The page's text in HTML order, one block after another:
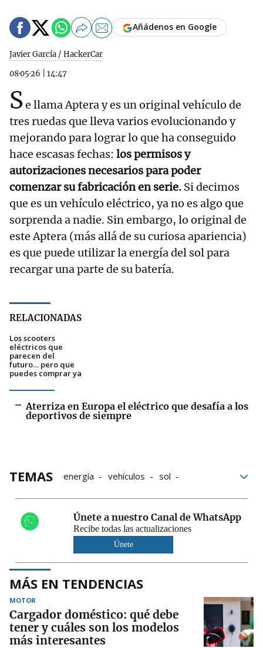
Javier García / HackerCar
08·05·26
14:47
Añádenos en Google
Se llama Aptera y es un original vehículo de
tres ruedas que lleva varios evolucionando y
mejorando para lograr lo que ha conseguido
hace escasas fechas: los permisos y
autorizaciones necesarios para poder
comenzar su fabricación en serie. Si decimos
que es un vehículo eléctrico, ya no es algo que
sorprenda a nadie. Sin embargo, lo original de
este Aptera (más allá de su curiosa apariencia)
es que puede utilizar la energía del sol para
recargar una parte de su batería.
RELACIONADAS
Los scooters
eléctricos que
parecen del
futuro… pero que
puedes comprar ya
Aterriza en Europa el eléctrico que desafía a los
deportivos de siempre
TEMAS energía vehículos
sol
Únete a nuestro Canal de WhatsApp
Recibe todas las actualizaciones
Únete
MÁS EN TENDENCIAS
MOTOR
Cargador doméstico: qué debe
tener y cuáles son los modelos
más interesantes